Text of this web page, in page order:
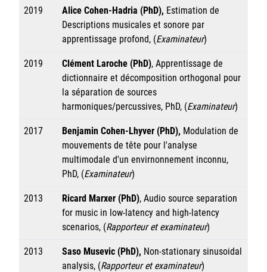
2019 Alice Cohen-Hadria (PhD), Estimation de
Descriptions musicales et sonore par
apprentissage profond, (Examinateur)
2019 Clément Laroche (PhD), Apprentissage de
dictionnaire et décomposition orthogonal pour
la séparation de sources
harmoniques/percussives, PhD, (Examinateur)
2017 Benjamin Cohen-Lhyver (PhD), Modulation de
mouvements de tête pour l'analyse
multimodale d'un envirnonnement inconnu,
PhD, (Examinateur)
2013 Ricard Marxer (PhD), Audio source separation
for music in low-latency and high-latency
scenarios, (Rapporteur et examinateur)
2013 Saso Musevic (PhD), Non-stationary sinusoidal
analysis, (Rapporteur et examinateur)